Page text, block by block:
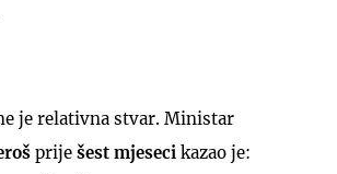
je relativna stvar. Ministar
prije šest mjeseci kazao je: